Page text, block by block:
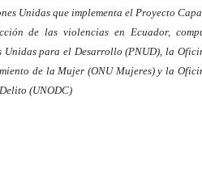
Unidas que implementa el Proyecto
de las violencias en Ecuador,
Unidas para el Desarrollo (PNUD), la
de la Mujer (ONU Mujeres) y la
(UNODC)